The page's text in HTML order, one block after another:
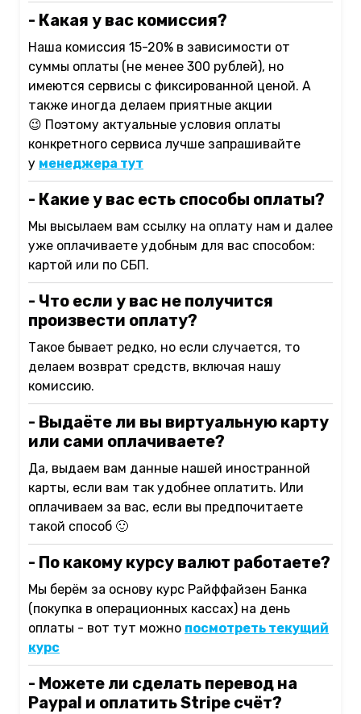
- Какая у вас комиссия?
Наша комиссия 15-20% в зависимости от
суммы оплаты (не менее 300 рублей), но
имеются сервисы с фиксированной ценой. А
также иногда делаем приятные акции
😉 Поэтому актуальные условия оплаты
конкретного сервиса лучше запрашивайте
у менеджера тут
- Какие у вас есть способы оплаты?
Мы высылаем вам ссылку на оплату нам и далее
уже оплачиваете удобным для вас способом:
картой или по СБП.
- Что если у вас не получится
произвести оплату?
Такое бывает редко, но если случается, то
делаем возврат средств, включая нашу
комиссию.
- Выдаёте ли вы виртуальную карту
или сами оплачиваете?
Да, выдаем вам данные нашей иностранной
карты, если вам так удобнее оплатить. Или
оплачиваем за вас, если вы предпочитаете
такой способ 🙂
- По какому курсу валют работаете?
Мы берём за основу курс Райффайзен Банка
(покупка в операционных кассах) на день
оплаты - вот тут можно посмотреть текущий
курс
- Можете ли сделать перевод на
Paypal и оплатить Stripe счёт?